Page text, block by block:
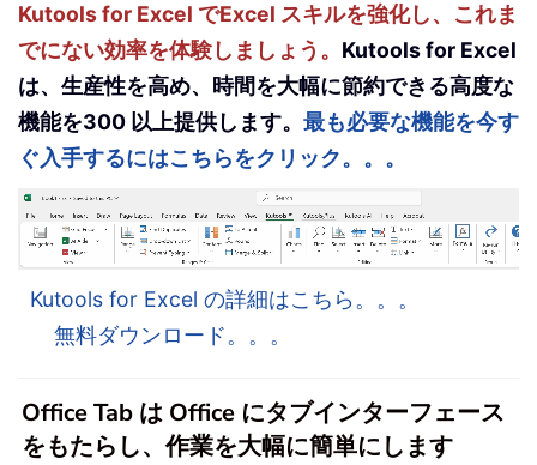
Kutools for Excel でExcel スキルを強化し、これま
でにない効率を体験しましょう。 Kutools for Excel
は、生産性を高め、時間を大幅に節約できる高度な
機能を300 以上提供します。 最も必要な機能を今す
ぐ入手するにはこちらをクリック。。。
Kutools for Excel の詳細はこちら。。。
無料ダウンロード。。。
Office Tab は Office にタブインターフェース
をもたらし、作業を大幅に簡単にします